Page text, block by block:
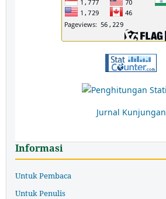
Jurnal Kunjungan
Informasi
Untuk Pembaca
Untuk Penulis